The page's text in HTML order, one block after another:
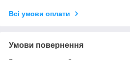
Всі умови оплати
Умови повернення